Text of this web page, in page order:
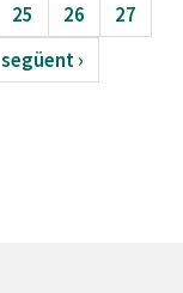
25 26
27
següent ›